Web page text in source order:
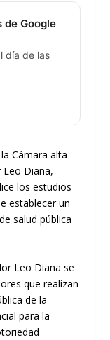
Google
día de las
Cámara alta
Leo Diana,
los estudios
establecer un
salud pública
Leo Diana se
que realizan
de la
para la